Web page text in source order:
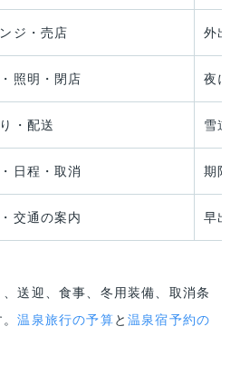
ジ・売店 外出
照明・閉店 夜に
・配送 雪道
日程・取消 期限
交通の案内 早出
送迎、食事、冬用装備、取消条
。温泉旅行の予算と温泉宿予約の